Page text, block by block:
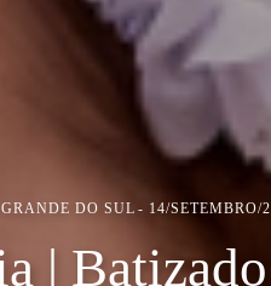
DO SUL 14/SETEMBRO/
| Batizado